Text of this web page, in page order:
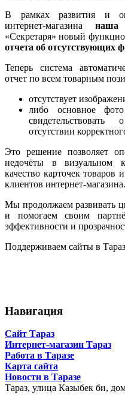
В рамках развития и
интернет-магазинанаша
«Секретаря» новый
отчета об отсутствующих
Теперь система
отчет по всем товарным
отсутствует
либо основное
отсутствии
Это решение позволяет
недочёты в визуальном
качество карточек товаров
клиентов интернет-магазина.
Мы продолжаем развивать
и помогаем своим
эффективности и
Поддерживаем сайты в
Навигация
Сайт Тараз
Интернет-магазин Тараз
Работа в Таразе
Карта сайта
Новости в Таразе
Тараз, улица Казыбек би,